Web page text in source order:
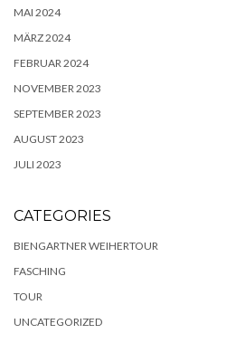
MAI 2024
MÄRZ 2024
FEBRUAR 2024
NOVEMBER 2023
SEPTEMBER 2023
AUGUST 2023
JULI 2023
CATEGORIES
BIENGARTNER WEIHERTOUR
FASCHING
TOUR
UNCATEGORIZED